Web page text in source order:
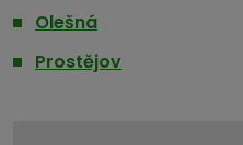
Olešná
Prostějov